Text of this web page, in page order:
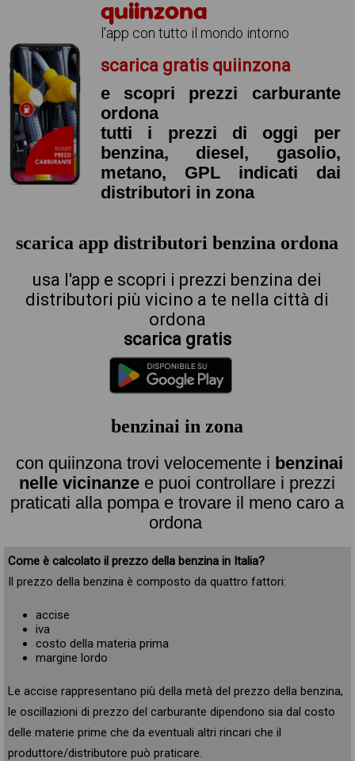
quiinzona
l'app con tutto il mondo intorno
scarica gratis quiinzona
e scopri prezzi carburante
ordona
tutti i prezzi di oggi per
benzina, diesel, gasolio,
metano, GPL indicati dai
distributori in zona
scarica app distributori benzina ordona
usa l'app e scopri i prezzi benzina dei
distributori più vicino a te nella città di
ordona
scarica gratis
benzinai in zona
con quiinzona trovi velocemente i benzinai
nelle vicinanze e puoi controllare i prezzi
praticati alla pompa e trovare il meno caro a
ordona
Come è calcolato il prezzo della benzina in Italia?
Il prezzo della benzina è composto da quattro fattori:
accise
iva
costo della materia prima
margine lordo
Le accise rappresentano più della metà del prezzo della benzina,
le oscillazioni di prezzo del carburante dipendono sia dal costo
delle materie prime che da eventuali altri rincari che il
produttore/distributore può praticare.